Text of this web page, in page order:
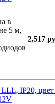
в
5 м,
2,517
LLL, IP20,